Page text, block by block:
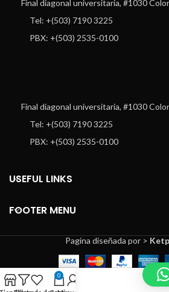
Final diagonal universitaria, #1030
Tel: +(503) 7190 3225
PBX: +(503) 2535-0100
Final diagonal universitaria, #1030
Tel: +(503) 7190 3225
PBX: +(503) 2535-0100
USEFUL LINKS
FOOTER MENU
Pagina diseñada por >
0